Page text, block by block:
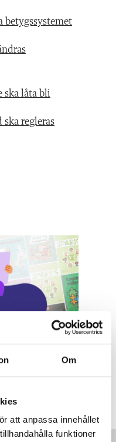
Om
att anpassa innehållet
funktioner
betygssystemet
ska låta bli
ska regleras